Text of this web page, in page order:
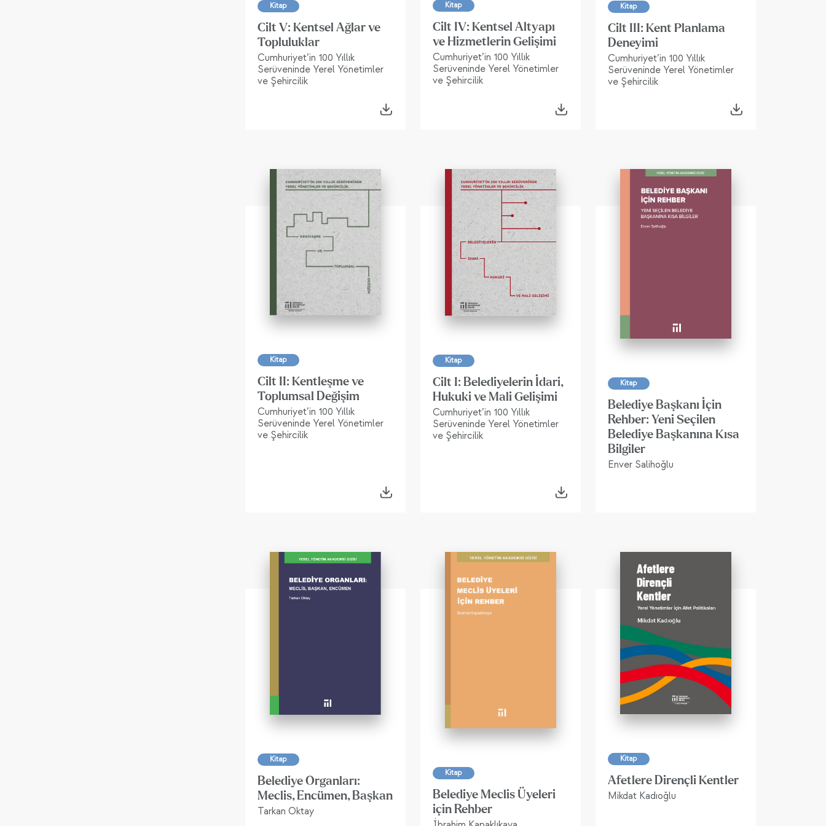
Kitap
Cilt V: Kentsel Ağlar ve
Topluluklar
Cumhuriyet’in 100 Yıllık
Serüveninde Yerel Yönetimler
ve Şehircilik
Kitap
Cilt IV: Kentsel Altyapı
ve Hizmetlerin Gelişimi
Cumhuriyet’in 100 Yıllık
Serüveninde Yerel Yönetimler
ve Şehircilik
Kitap
Cilt III: Kent Planlama
Deneyimi
Cumhuriyet’in 100 Yıllık
Serüveninde Yerel Yönetimler
ve Şehircilik
Kitap
Cilt II: Kentleşme ve
Toplumsal Değişim
Cumhuriyet’in 100 Yıllık
Serüveninde Yerel Yönetimler
ve Şehircilik
Kitap
Cilt I: Belediyelerin İdari,
Hukuki ve Mali Gelişimi
Cumhuriyet’in 100 Yıllık
Serüveninde Yerel Yönetimler
ve Şehircilik
Kitap
Belediye Başkanı İçin
Rehber: Yeni Seçilen
Belediye Başkanına Kısa
Bilgiler
Enver Salihoğlu
Kitap
Belediye Organları:
Meclis, Encümen, Başkan
Tarkan Oktay
Kitap
Belediye Meclis Üyeleri
için Rehber
Kitap
Afetlere Dirençli Kentler
Mikdat Kadıoğlu